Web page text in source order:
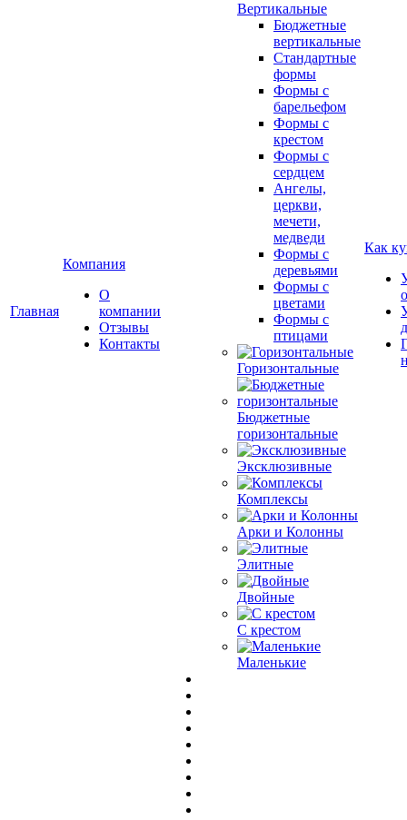
Главная
Компания
О
компании
Отзывы
Контакты
Вертикальные
Бюджетные
вертикальные
Стандартные
формы
Формы с
барельефом
Формы с
крестом
Формы с
сердцем
Ангелы,
церкви,
мечети,
медведи
Формы с
деревьями
Формы с
цветами
Формы с
птицами
Горизонтальные
Бюджетные
горизонтальные
Эксклюзивные
Комплексы
Арки и Колонны
Элитные
Двойные
С крестом
Маленькие
Как